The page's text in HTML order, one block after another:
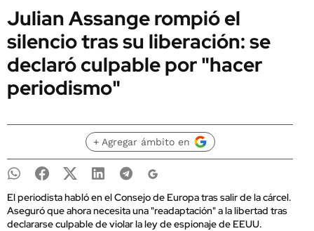
Julian Assange rompió el
silencio tras su liberación: se
declaró culpable por "hacer
periodismo"
+ Agregar ámbito en
El periodista habló en el Consejo de Europa tras salir de la cárcel.
Aseguró que ahora necesita una "readaptación" a la libertad tras
declararse culpable de violar la ley de espionaje de EEUU.